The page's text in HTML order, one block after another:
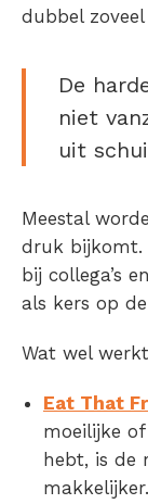
dubbel
De
niet
uit
Meestal
druk bijkomt.
bij collega’s
als kers op
Wat wel
Eat That
moeilijke
hebt, is de
makkelijker.